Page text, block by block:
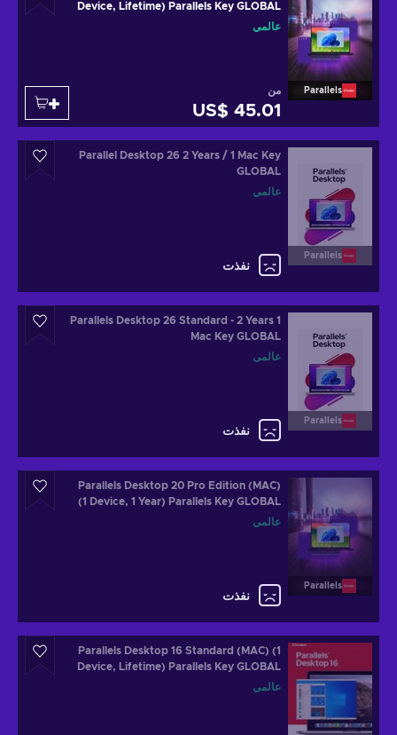
Parallels
Device, Lifetime) Parallels Key GLOBAL
عالمي
من
US$ 45.01
Parallels
Parallel Desktop 26 2 Years / 1 Mac Key
GLOBAL
عالمي
نفذت
Parallels
Parallels Desktop 26 Standard - 2 Years 1
Mac Key GLOBAL
عالمي
نفذت
Parallels
Parallels Desktop 20 Pro Edition (MAC)
(1 Device, 1 Year) Parallels Key GLOBAL
عالمي
نفذت
Parallels Desktop 16 Standard (MAC) (1
Device, Lifetime) Parallels Key GLOBAL
عالمي